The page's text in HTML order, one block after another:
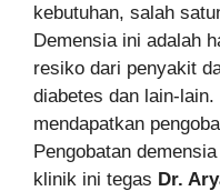
kebutuhan, salah
Demensia ini adalah
resiko dari penyakit
diabetes dan lain-
mendapatkan
Pengobatan
klinik ini tegas Dr.